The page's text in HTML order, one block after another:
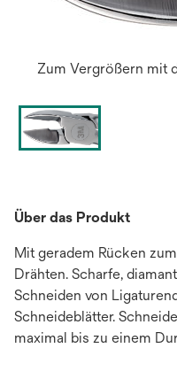
Zum Vergrößern mit
Über das Produkt
Mit geradem Rücken
Drähten. Scharfe,
Schneiden von
Schneideblätter.
maximal bis zu einem